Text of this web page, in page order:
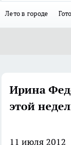
Лето в городе
Ирина
этой
11 июля 2012